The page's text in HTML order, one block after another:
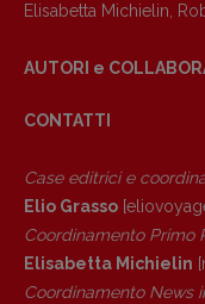
Elisabetta Michielin,
AUTORI e
CONTATTI
Case editrici e
Elio Grasso
Coordinamento Primo
Elisabetta Michielin
Coordinamento News